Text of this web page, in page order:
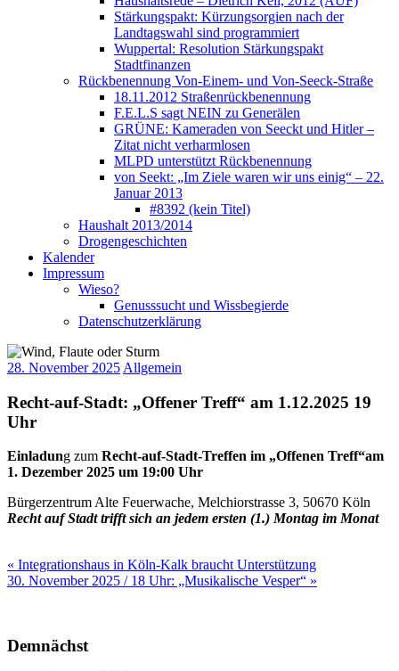
Stärkungspakt: Kürzungsorgien nach der
Landtagswahl sind programmiert
Wuppertal: Resolution Stärkungspakt
Stadtfinanzen
Rückbenennung Von-Einem- und Von-Seeck-Straße
18.11.2012 Straßenrückbenennung
F.E.L.S sagt NEIN zu Generälen
GRÜNE: Kameraden von Seeckt und Hitler –
Zitat nicht verharmlosen
MLPD unterstützt Rückbenennung
von Seekt: „Im Ziele waren wir uns einig“ – 22.
Januar 2013
#8392 (kein Titel)
Haushalt 2013/2014
Drogengeschichten
Kalender
Impressum
Wieso?
Genusssucht und Wissbegierde
Datenschutzerklärung
28. November 2025 Allgemein
Recht-auf-Stadt: „Offener Treff“ am 1.12.2025 19
Uhr
Einladung zum Recht-auf-Stadt-Treffen im „Offenen Treff“am
1. Dezember 2025 um 19:00 Uhr
Bürgerzentrum Alte Feuerwache, Melchiorstrasse 3, 50670 Köln
Recht auf Stadt trifft sich an jedem ersten (1.) Montag im Monat
Beitragsnavigation
« Integrationshaus in Köln-Kalk braucht Unterstützung
30. November 2025 / 18 Uhr: „Musikalische Vesper“ »
Demnächst